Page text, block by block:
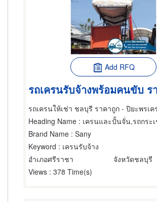
Add RFQ
รถเครนรับจ้างพร้อมคนขับ ร
รถเครนให้เช่า ชลบุรี ราคาถูก - ปิยะพรเ
Heading Name : เครนและปั้นจั่น,รถกระเช้า,ข
Brand Name : Sany
Keyword : เครนรับจ้าง
อำเภอศรีราชา
จังหวัดชลบุรี
Views : 378 Time(s)